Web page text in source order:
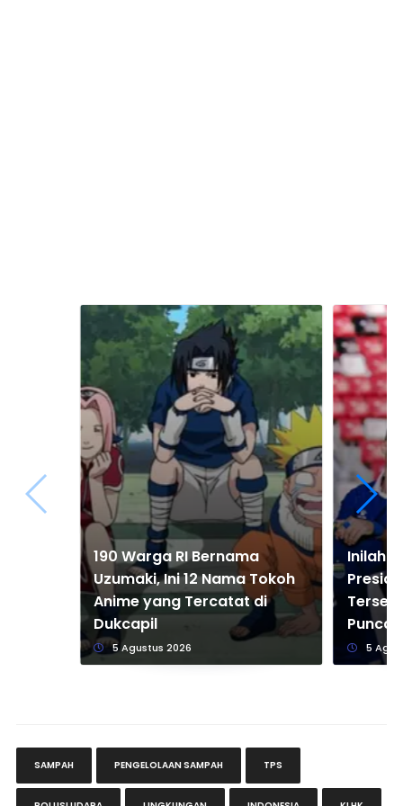
190 Warga RI Bernama
Uzumaki, Ini 12 Nama Tokoh
Anime yang Tercatat di
Dukcapil
5 Agustus 2026
Inilah
Puncak
5
SAMPAH PENGELOLAAN SAMPAH TPS